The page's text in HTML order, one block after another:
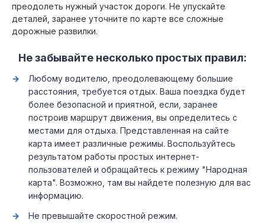
преодолеть нужный участок дороги. Не упускайте
деталей, заранее уточните по карте все сложные
дорожные развилки.
Не забывайте несколько простых правил:
Любому водителю, преодолевающему большие
расстояния, требуется отдых. Ваша поездка будет
более безопасной и приятной, если, заранее
построив маршрут движения, вы определитесь с
местами для отдыха. Представленная на сайте
карта имеет различные режимы. Воспользуйтесь
результатом работы простых интернет-
пользователей и обращайтесь к режиму "Народная
карта". Возможно, там вы найдете полезную для вас
информацию.
Не превышайте скоростной режим.